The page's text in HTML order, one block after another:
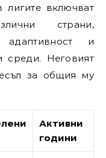
лигите включват
страни,
адаптивност и
среди. Неговият
за общия му
Активни
години